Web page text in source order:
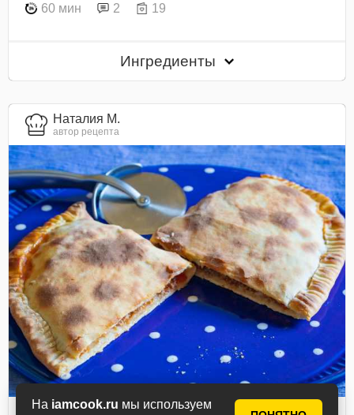
На iamcook.ru мы используем
60 мин 2 19
Ингредиенты
Наталия М.
автор рецепта